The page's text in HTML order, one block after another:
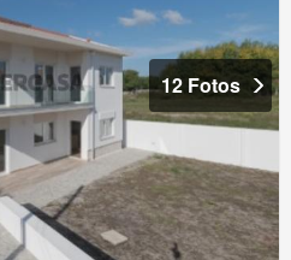
12 Fotos